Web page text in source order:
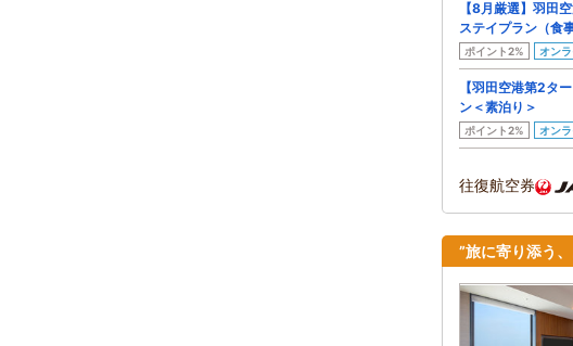
【8月厳選】羽田
ステイプラン（食
ポイント2% オン
【羽田空港第2タ
ン＜素泊り＞
ポイント2% オン
往復航空券
”旅に寄り添う